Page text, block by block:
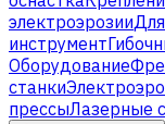
электроэрозии
инструмент
Оборудование
станки
прессыЛазерные